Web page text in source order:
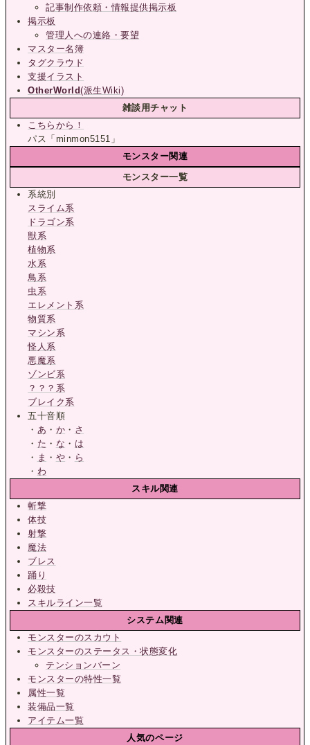
記事制作依頼・情報提供掲示板
掲示板
管理人への連絡・要望
マスター名簿
タグクラウド
支援イラスト
OtherWorld(派生Wiki)
雑談用チャット
こちらから！
パス「minmon5151」
モンスター関連
モンスター一覧
系統別
スライム系
ドラゴン系
獣系
植物系
水系
鳥系
虫系
エレメント系
物質系
マシン系
怪人系
悪魔系
ゾンビ系
？？？系
ブレイク系
五十音順
・ あ ・ か ・ さ
・ た ・ な ・ は
・ ま ・ や ・ ら
・ わ
スキル関連
斬撃
体技
射撃
魔法
ブレス
踊り
必殺技
スキルライン一覧
システム関連
モンスターのスカウト
モンスターのステータス・状態変化
テンションバーン
モンスターの特性一覧
属性一覧
装備品一覧
アイテム一覧
人気のページ